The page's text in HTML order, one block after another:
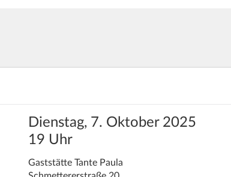
Dienstag, 7. Oktober 2025
19 Uhr
Gaststätte Tante Paula